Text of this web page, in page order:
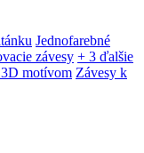
Jednofarebné
závesy + 3 ďalšie
motívom Závesy k